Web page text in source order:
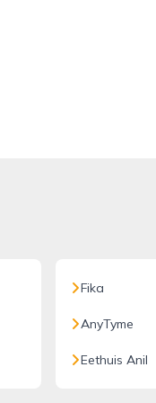
Fika
AnyTyme
Eethuis Anil